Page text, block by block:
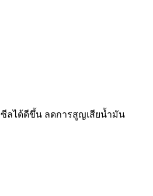
ลได้ดีขึ้น ลดการสูญเสียน้ำมัน